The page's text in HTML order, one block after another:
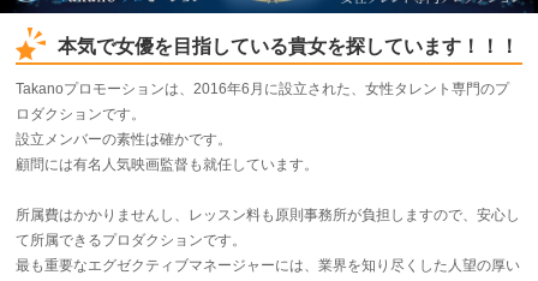
本気で女優を目指している貴女を探しています！！！
Takanoプロモーションは、2016年6月に設立された、女性タレント専門のプ
ロダクションです。
設立メンバーの素性は確かです。
顧問には有名人気映画監督も就任しています。
所属費はかかりませんし、レッスン料も原則事務所が負担しますので、安心し
て所属できるプロダクションです。
最も重要なエグゼクティブマネージャーには、業界を知り尽くした人望の厚い